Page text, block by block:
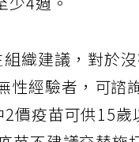
4週。
織建議，對於
性經驗者，可諮
價疫苗可供15歲